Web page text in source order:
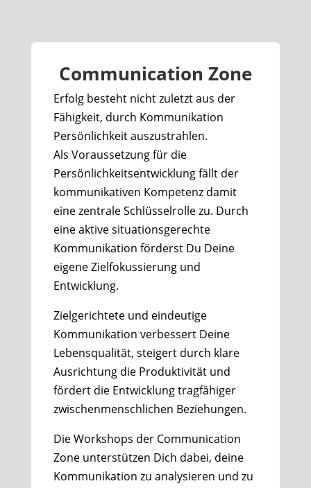
Communication Zone
Erfolg besteht nicht zuletzt aus der
Fähigkeit, durch Kommunikation
Persönlichkeit auszustrahlen.
Als Voraussetzung für die
Persönlichkeitsentwicklung fällt der
kommunikativen Kompetenz damit
eine zentrale Schlüsselrolle zu. Durch
eine aktive situationsgerechte
Kommunikation förderst Du Deine
eigene Zielfokussierung und
Entwicklung.
Zielgerichtete und eindeutige
Kommunikation verbessert Deine
Lebensqualität, steigert durch klare
Ausrichtung die Produktivität und
fördert die Entwicklung tragfähiger
zwischenmenschlichen Beziehungen.
Die Workshops der Communication
Zone unterstützen Dich dabei, deine
Kommunikation zu analysieren und zu